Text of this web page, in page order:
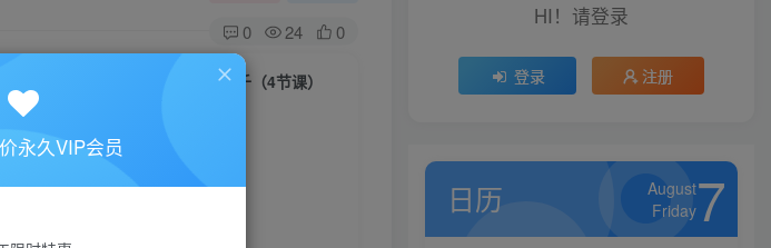
0 24 0
基础知识到引流及维护，月赚几千（4节课）
HI！请登录
登录 注册
日历
August
Friday7
永久VIP会员